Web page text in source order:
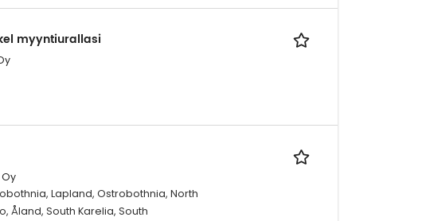
myyntiurallasi
Lapland, Ostrobothnia, North
Åland, South Karelia, South